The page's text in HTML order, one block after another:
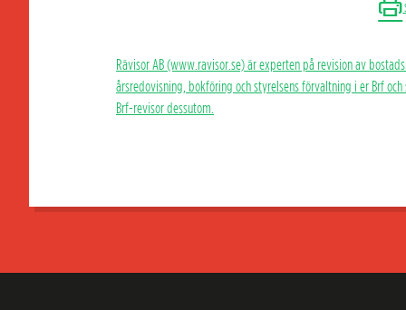
Rävisor AB (www.ravisor.se) är experten på revision av
årsredovisning, bokföring och styrelsens förvaltning i er Brf
Brf-revisor dessutom.